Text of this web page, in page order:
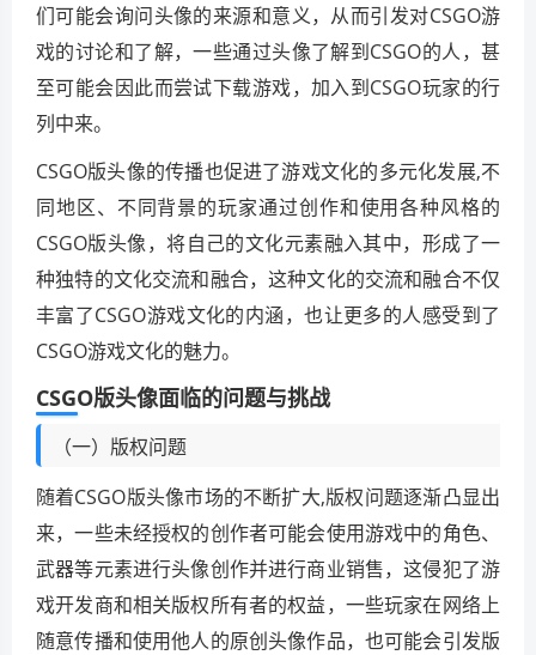
们可能会询问头像的来源和意义，从而引发对CSGO游
戏的讨论和了解，一些通过头像了解到CSGO的人，甚
至可能会因此而尝试下载游戏，加入到CSGO玩家的行
列中来。
CSGO版头像的传播也促进了游戏文化的多元化发展,不
同地区、不同背景的玩家通过创作和使用各种风格的
CSGO版头像，将自己的文化元素融入其中，形成了一
种独特的文化交流和融合，这种文化的交流和融合不仅
丰富了CSGO游戏文化的内涵，也让更多的人感受到了
CSGO游戏文化的魅力。
CSGO版头像面临的问题与挑战
（一）版权问题
随着CSGO版头像市场的不断扩大,版权问题逐渐凸显出
来，一些未经授权的创作者可能会使用游戏中的角色、
武器等元素进行头像创作并进行商业销售，这侵犯了游
戏开发商和相关版权所有者的权益，一些玩家在网络上
随意传播和使用他人的原创头像作品，也可能会引发版